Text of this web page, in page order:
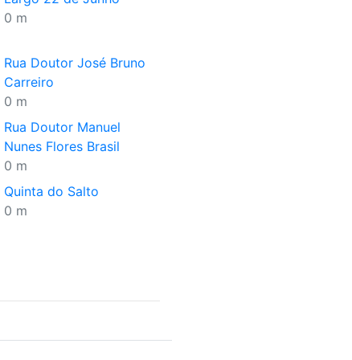
0 m
Rua Doutor José Bruno
Carreiro
0 m
Rua Doutor Manuel
Nunes Flores Brasil
0 m
Quinta do Salto
0 m